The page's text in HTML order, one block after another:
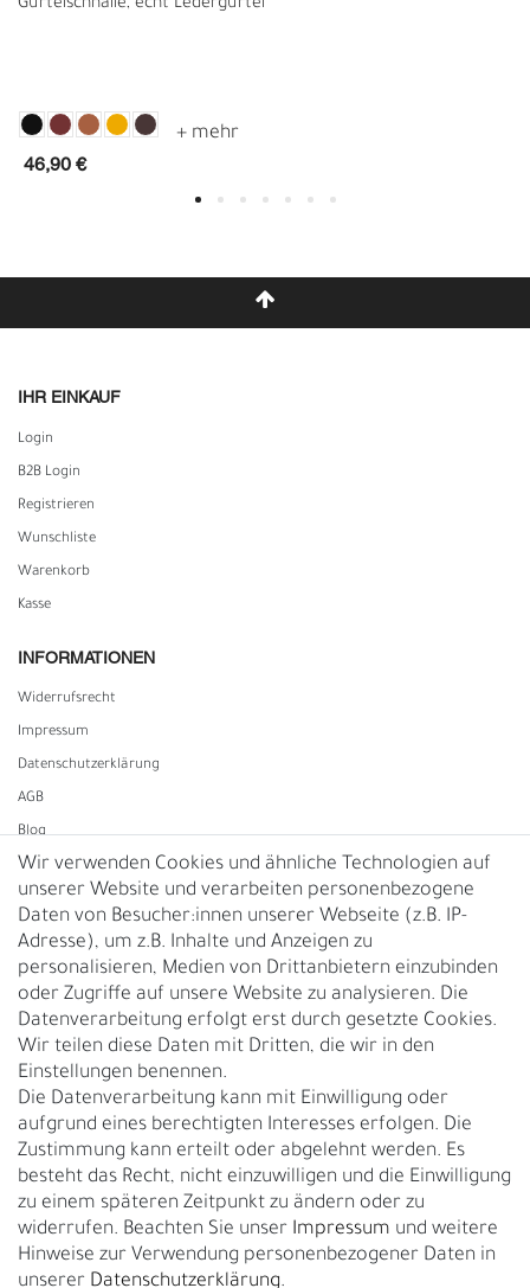
Gürtelschnalle, echt Ledergürtel
46,90 €
IHR EINKAUF
Login
B2B Login
Registrieren
Wunschliste
Warenkorb
Kasse
INFORMATIONEN
Widerrufs­recht
Impressum
Daten­schutz­erklärung
AGB
Blog
Vertrag widerrufen
UNTERNEHMEN
Nachhaltigkeit
Kontakt
Über uns
Rückgabe
Gürtelgröße messen
Garantie
GESCHÄFTSKUNDEN & HÄNDLER
B2B Geschäftskunden
Wir verwenden Cookies und ähnliche Technologien auf
unserer Website und verarbeiten personenbezogene
Daten von Besucher:innen unserer Webseite (z.B. IP-
Adresse), um z.B. Inhalte und Anzeigen zu
personalisieren, Medien von Drittanbietern einzubinden
oder Zugriffe auf unsere Website zu analysieren. Die
Datenverarbeitung erfolgt erst durch gesetzte Cookies.
Wir teilen diese Daten mit Dritten, die wir in den
Einstellungen benennen.
Die Datenverarbeitung kann mit Einwilligung oder
aufgrund eines berechtigten Interesses erfolgen. Die
Zustimmung kann erteilt oder abgelehnt werden. Es
besteht das Recht, nicht einzuwilligen und die Einwilligung
zu einem späteren Zeitpunkt zu ändern oder zu
widerrufen. Beachten Sie unser Impressum und weitere
Hinweise zur Verwendung personenbezogener Daten in
unserer Daten­schutz­erklärung.